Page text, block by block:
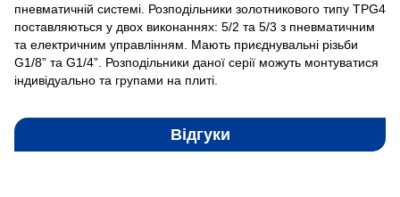
пневматичній системі. Розподільники золотникового типу ТРG4
поставляються у двох виконаннях: 5/2 та 5/3 з пневматичним
та електричним управлінням. Мають приєднувальні різьби
G1/8” та G1/4”. Розподільники даної серії можуть монтуватися
індивідуально та групами на плиті.
Відгуки